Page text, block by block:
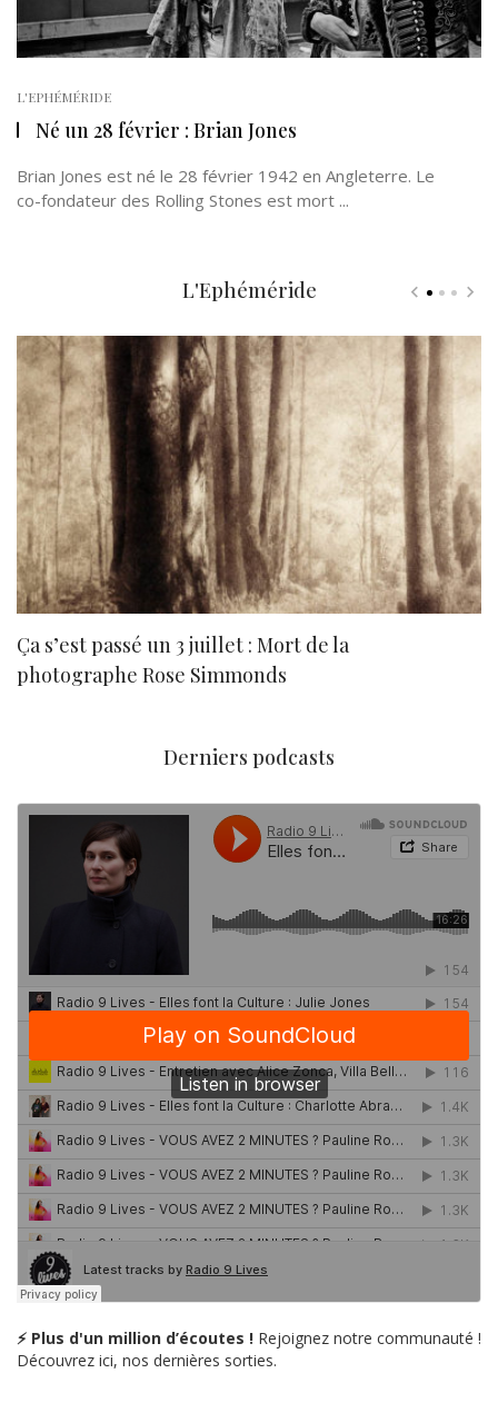
L'EPHÉMÉRIDE
Né un 28 février : Brian Jones
Brian Jones est né le 28 février 1942 en Angleterre. Le
co-fondateur des Rolling Stones est mort ...
L'Ephéméride
Ça s’est passé un 3 juillet : Mort de la
photographe Rose Simmonds
Derniers podcasts
⚡ Plus d'un million d’écoutes ! Rejoignez notre communauté !
Découvrez ici, nos dernières sorties.